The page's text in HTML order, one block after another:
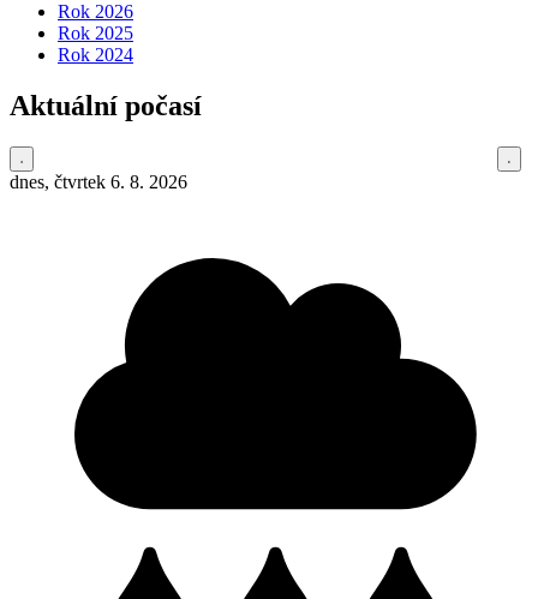
Rok 2026
Rok 2025
Rok 2024
Aktuální počasí
dnes, čtvrtek 6. 8. 2026